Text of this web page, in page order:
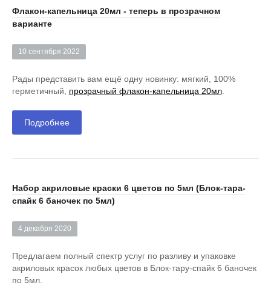
Флакон-капельница 20мл - теперь в прозрачном
варианте
10 сентября 2022
Рады представить вам ещё одну новинку: мягкий, 100%
герметичный, прозрачный флакон-капельница 20мл.
Подробнее
Набор акриловые краски 6 цветов по 5мл (Блок-тара-
спайк 6 баночек по 5мл)
4 декабря 2020
Предлагаем полный спектр услуг по разливу и упаковке
акриловых красок любых цветов в Блок-тару-спайк 6 баночек
по 5мл.